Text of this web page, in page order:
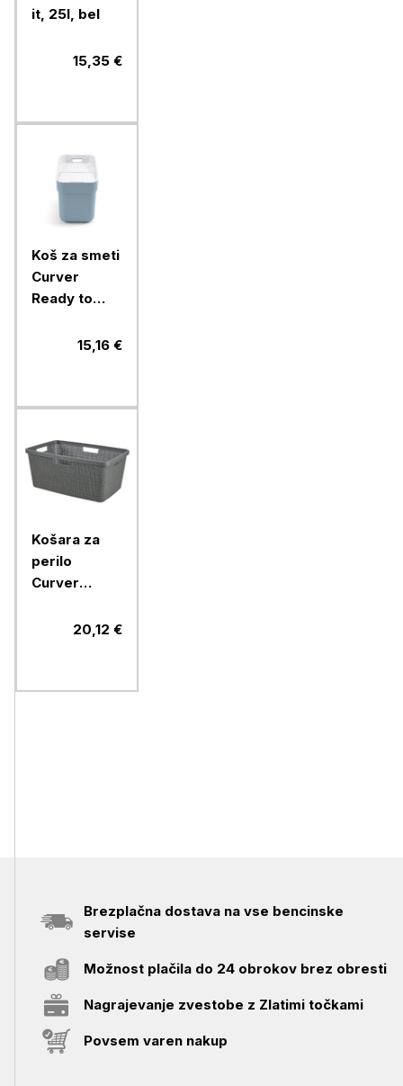
it, 25l, bel
15,35 €
Koš za smeti
Curver
Ready to
15,16 €
Košara za
perilo
Curver
20,12 €
Brezplačna dostava na vse bencinske
servise
Možnost plačila do 24 obrokov brez obresti
Nagrajevanje zvestobe z Zlatimi točkami
Povsem varen nakup